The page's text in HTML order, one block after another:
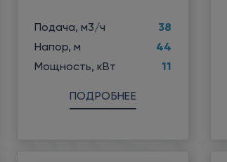
Подача, м3/ч
38
Напор, м
44
Мощность, кВт
11
ПОДРОБНЕЕ